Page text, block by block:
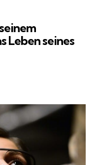
Leben seines